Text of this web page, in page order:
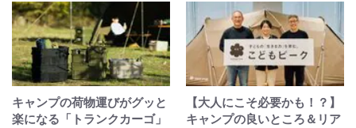
キャンプの荷物運びがグッと
楽になる「トランクカーゴ」
【大人にこそ必要かも！？】
キャンプの良いところ＆リア